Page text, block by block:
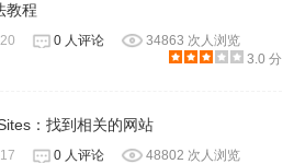
教程
0 人评论
34863 次人浏览
3.0 分
：找到相关的网站
0 人评论
48802 次人浏览